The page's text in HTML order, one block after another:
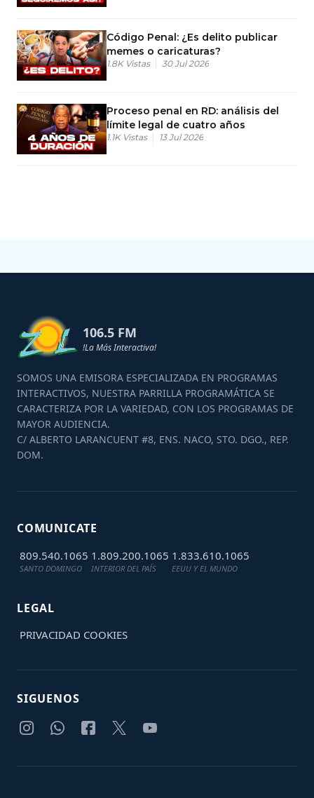
Código Penal: ¿Es delito publicar
memes o caricaturas?
1.8K Vistas 30 Jul 2026
Proceso penal en RD: análisis del
límite legal de cuatro años
1.1K Vistas 13 Jul 2026
106.5 FM
!La Más Interactiva!
SOMOS UNA EMISORA ESPECIALIZADA EN PROGRAMAS
INTERACTIVOS, NUESTRA PARRILLA PROGRAMÁTICA SE
CARACTERIZA POR LA VARIEDAD, CON LOS PROGRAMAS DE
MAYOR AUDIENCIA.
C/ ALBERTO LARANCUENT #8, ENS. NACO, STO. DGO., REP.
DOM.
COMUNICATE
809.540.1065
SANTO DOMINGO
1.809.200.1065
INTERIOR DEL PAÍS
1.833.610.1065
EEUU Y EL MUNDO
LEGAL
PRIVACIDAD COOKIES
SIGUENOS